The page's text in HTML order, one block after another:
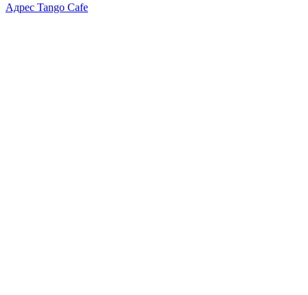
Адрес Tango Cafe